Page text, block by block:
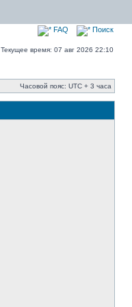
FAQ Поиск
Текущее время: 07 авг 2026 22:10
Часовой пояс: UTC + 3 часа